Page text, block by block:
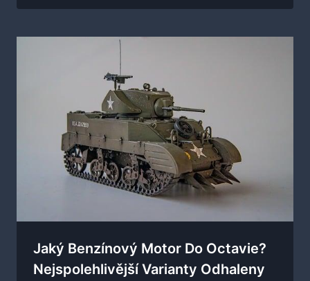
Jaký Benzínový Motor Do Octavie?
Nejspolehlivější Varianty Odhaleny